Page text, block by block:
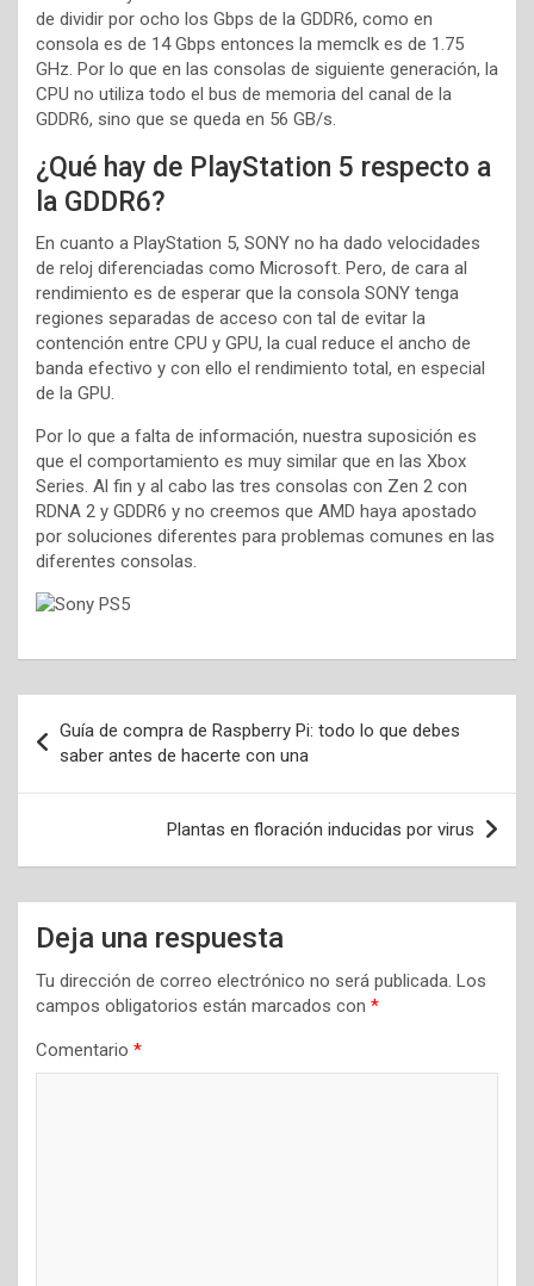
de dividir por ocho los Gbps de la GDDR6, como en
consola es de 14 Gbps entonces la memclk es de 1.75
GHz. Por lo que en las consolas de siguiente generación, la
CPU no utiliza todo el bus de memoria del canal de la
GDDR6, sino que se queda en 56 GB/s.
¿Qué hay de PlayStation 5 respecto a
la GDDR6?
En cuanto a PlayStation 5, SONY no ha dado velocidades
de reloj diferenciadas como Microsoft. Pero, de cara al
rendimiento es de esperar que la consola SONY tenga
regiones separadas de acceso con tal de evitar la
contención entre CPU y GPU, la cual reduce el ancho de
banda efectivo y con ello el rendimiento total, en especial
de la GPU.
Por lo que a falta de información, nuestra suposición es
que el comportamiento es muy similar que en las Xbox
Series. Al fin y al cabo las tres consolas con Zen 2 con
RDNA 2 y GDDR6 y no creemos que AMD haya apostado
por soluciones diferentes para problemas comunes en las
diferentes consolas.
de
entradas
Guía de compra de Raspberry Pi: todo lo que debes
saber antes de hacerte con una
Plantas en floración inducidas por virus
Deja una respuesta
Tu dirección de correo electrónico no será publicada. Los
campos obligatorios están marcados con *
Comentario *